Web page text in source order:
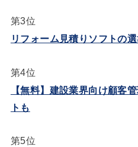
第3位
リフォーム見積りソフトの
第4位
【無料】建設業界向け顧客
トも
第5位